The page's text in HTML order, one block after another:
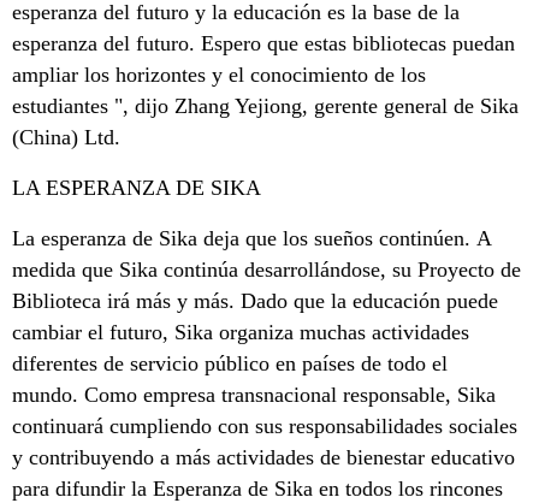
esperanza del futuro y la educación es la base de la
esperanza del futuro. Espero que estas bibliotecas puedan
ampliar los horizontes y el conocimiento de los
estudiantes ", dijo Zhang Yejiong, gerente general de Sika
(China) Ltd.
LA ESPERANZA DE SIKA
La esperanza de Sika deja que los sueños continúen. A
medida que Sika continúa desarrollándose, su Proyecto de
Biblioteca irá más y más. Dado que la educación puede
cambiar el futuro, Sika organiza muchas actividades
diferentes de servicio público en países de todo el
mundo. Como empresa transnacional responsable, Sika
continuará cumpliendo con sus responsabilidades sociales
y contribuyendo a más actividades de bienestar educativo
para difundir la Esperanza de Sika en todos los rincones